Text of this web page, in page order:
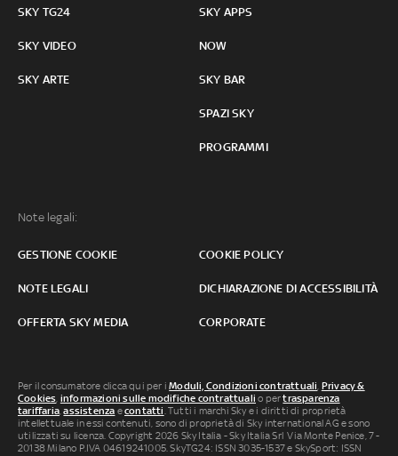
SKY TG24
SKY VIDEO
SKY ARTE
SKY APPS
NOW
SKY BAR
SPAZI SKY
PROGRAMMI
Note legali:
GESTIONE COOKIE COOKIE POLICY
NOTE LEGALI DICHIARAZIONE DI ACCESSIBILITÀ
OFFERTA SKY MEDIA CORPORATE
Per il consumatore clicca qui per iModuli, Condizioni contrattuali Privacy &
Cookies informazioni sulle modifiche contrattuali o pertrasparenza
tariffaria ,assistenza econtatti . Tutti i marchi Sky e i diritti di proprietà
intellettuale in essi contenuti, sono di proprietà di Sky international AG e sono
utilizzati su licenza. Copyright 2026 Sky Italia - Sky Italia Srl Via Monte Penice, 7 -
20138 Milano P.IVA 04619241005. SkyTG24: ISSN 3035-1537 e SkySport: ISSN